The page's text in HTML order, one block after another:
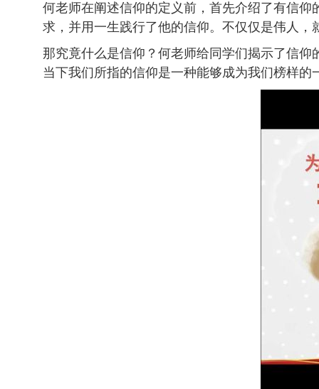
何老师在阐述信仰的定义前，首先介绍了有信
求，并用一生践行了他的信仰。不仅仅是伟人
那究竟什么是信仰？何老师给同学们揭示了信
当下我们所指的信仰是一种能够成为我们榜样